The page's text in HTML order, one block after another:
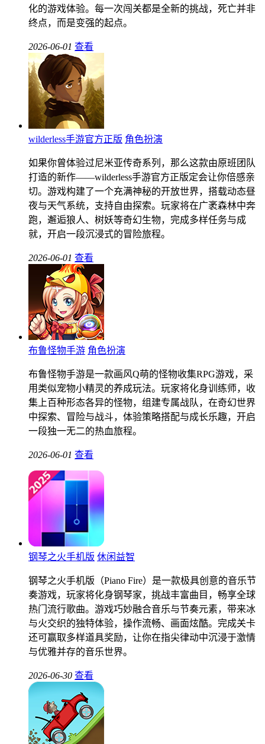
化的游戏体验。每一次闯关都是全新的挑战，死亡并非
终点，而是变强的起点。
2026-06-01 查看
wilderless手游官方正版 角色扮演
如果你曾体验过尼米亚传奇系列，那么这款由原班团队
打造的新作——wilderless手游官方正版定会让你倍感亲
切。游戏构建了一个充满神秘的开放世界，搭载动态昼
夜与天气系统，支持自由探索。玩家将在广袤森林中奔
跑，邂逅狼人、树妖等奇幻生物，完成多样任务与成
就，开启一段沉浸式的冒险旅程。
2026-06-01 查看
布鲁怪物手游 角色扮演
布鲁怪物手游是一款画风Q萌的怪物收集RPG游戏，采
用类似宠物小精灵的养成玩法。玩家将化身训练师，收
集上百种形态各异的怪物，组建专属战队，在奇幻世界
中探索、冒险与战斗，体验策略搭配与成长乐趣，开启
一段独一无二的热血旅程。
2026-06-01 查看
钢琴之火手机版 休闲益智
钢琴之火手机版（Piano Fire）是一款极具创意的音乐节
奏游戏，玩家将化身钢琴家，挑战丰富曲目，畅享全球
热门流行歌曲。游戏巧妙融合音乐与节奏元素，带来冰
与火交织的独特体验，操作流畅、画面炫酷。完成关卡
还可赢取多样道具奖励，让你在指尖律动中沉浸于激情
与优雅并存的音乐世界。
2026-06-30 查看